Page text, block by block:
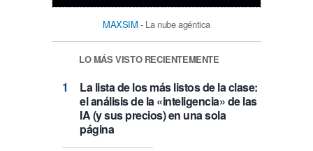
MAXSIM - La nube agéntica
LO MÁS VISTO RECIENTEMENTE
La lista de los más listos de la clase:
el análisis de la «inteligencia» de las
IA (y sus precios) en una sola
página